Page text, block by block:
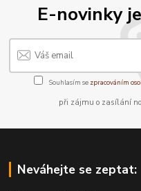
E-novinky
Souhlasím se zpracováním
při zájmu o zasílání
Neváhejte se zeptat: